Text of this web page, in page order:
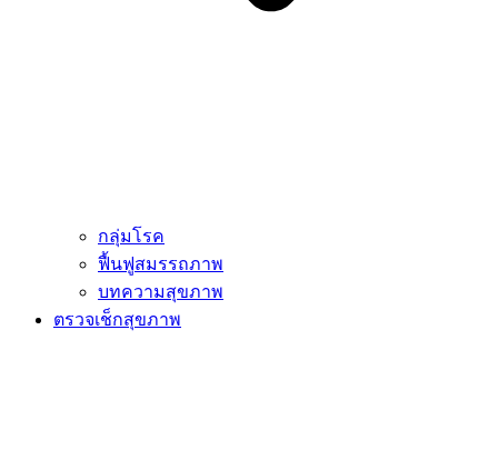
กลุ่มโรค
ฟื้นฟูสมรรถภาพ
บทความสุขภาพ
ตรวจเช็กสุขภาพ